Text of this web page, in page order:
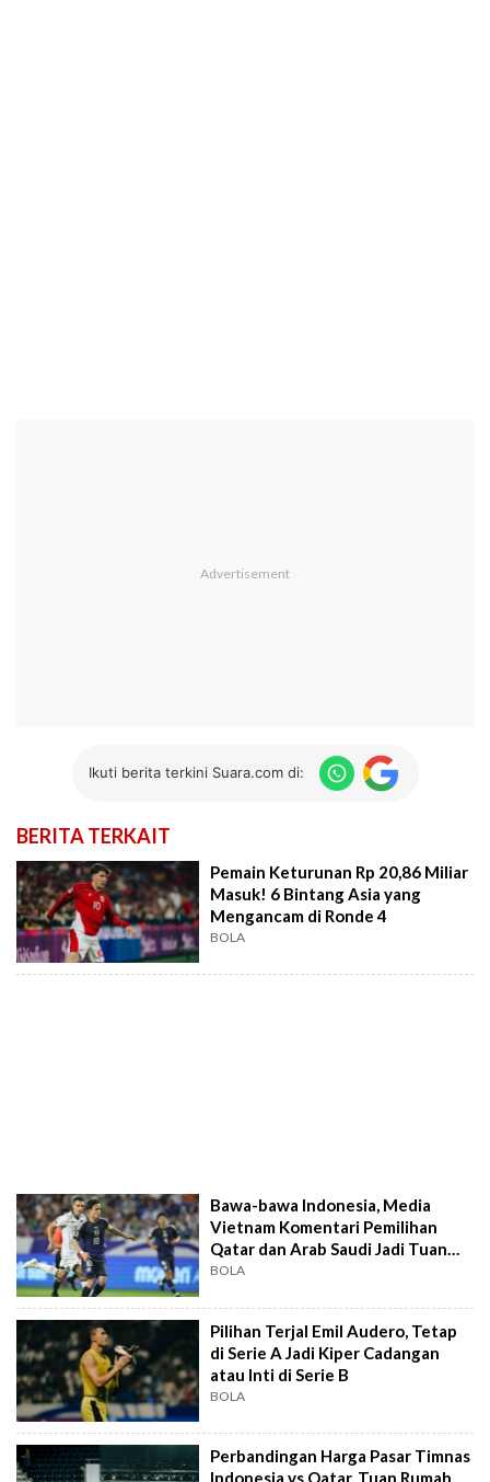
Ikuti berita terkini Suara.com di:
BERITA TERKAIT
Pemain Keturunan Rp 20,86 Miliar
Masuk! 6 Bintang Asia yang
Mengancam di Ronde 4
BOLA
Bawa-bawa Indonesia, Media
Vietnam Komentari Pemilihan
Qatar dan Arab Saudi Jadi Tuan
Rumah Ronde 4
BOLA
Pilihan Terjal Emil Audero, Tetap
di Serie A Jadi Kiper Cadangan
atau Inti di Serie B
BOLA
Perbandingan Harga Pasar Timnas
Indonesia vs Qatar, Tuan Rumah